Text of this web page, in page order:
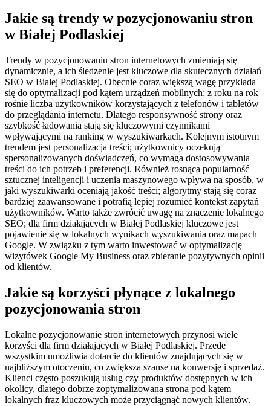
Jakie są trendy w pozycjonowaniu stron
w Białej Podlaskiej
Trendy w pozycjonowaniu stron internetowych zmieniają się
dynamicznie, a ich śledzenie jest kluczowe dla skutecznych działań
SEO w Białej Podlaskiej. Obecnie coraz większą wagę przykłada
się do optymalizacji pod kątem urządzeń mobilnych; z roku na rok
rośnie liczba użytkowników korzystających z telefonów i tabletów
do przeglądania internetu. Dlatego responsywność strony oraz
szybkość ładowania stają się kluczowymi czynnikami
wpływającymi na ranking w wyszukiwarkach. Kolejnym istotnym
trendem jest personalizacja treści; użytkownicy oczekują
spersonalizowanych doświadczeń, co wymaga dostosowywania
treści do ich potrzeb i preferencji. Również rosnąca popularność
sztucznej inteligencji i uczenia maszynowego wpływa na sposób, w
jaki wyszukiwarki oceniają jakość treści; algorytmy stają się coraz
bardziej zaawansowane i potrafią lepiej rozumieć kontekst zapytań
użytkowników. Warto także zwrócić uwagę na znaczenie lokalnego
SEO; dla firm działających w Białej Podlaskiej kluczowe jest
pojawienie się w lokalnych wynikach wyszukiwania oraz mapach
Google. W związku z tym warto inwestować w optymalizację
wizytówek Google My Business oraz zbieranie pozytywnych opinii
od klientów.
Jakie są korzyści płynące z lokalnego
pozycjonowania stron
Lokalne pozycjonowanie stron internetowych przynosi wiele
korzyści dla firm działających w Białej Podlaskiej. Przede
wszystkim umożliwia dotarcie do klientów znajdujących się w
najbliższym otoczeniu, co zwiększa szanse na konwersję i sprzedaż.
Klienci często poszukują usług czy produktów dostępnych w ich
okolicy, dlatego dobrze zoptymalizowana strona pod kątem
lokalnych fraz kluczowych może przyciągnąć nowych klientów.